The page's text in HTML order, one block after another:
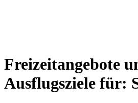
Freizeitangebote
Ausflugsziele für: